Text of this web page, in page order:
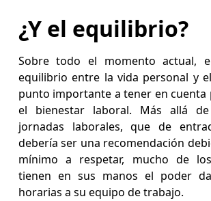
¿Y el equilibrio?
Sobre todo el momento actual,
equilibrio entre la vida personal y
punto importante a tener en cuenta
el bienestar laboral. Más allá
jornadas laborales, que de
debería ser una recomendación
mínimo a respetar, mucho de
tienen en sus manos el poder
horarias a su equipo de trabajo.